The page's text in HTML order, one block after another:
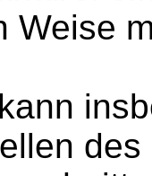
Weise
des